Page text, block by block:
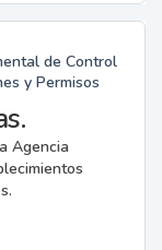
de Control
y Permisos
Agencia